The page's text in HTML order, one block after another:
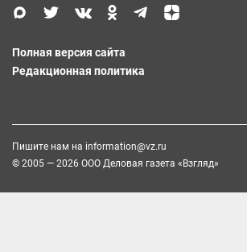
Полная версия сайта
Редакционная политика
Пишите нам на information@vz.ru
© 2005 — 2026 ООО Деловая газета «Взгляд»